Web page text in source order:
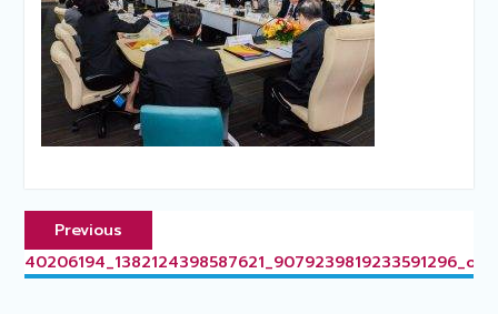
แนะแนว
เรื่องPrevious
40206194_1382124398587621_9079239819233591296_o